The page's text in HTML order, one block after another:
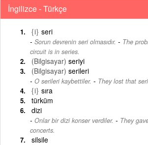
İngilizce - Türkçe
{i} seri
Sorun devrenin seri olmasıdır. - The
circuit is in series.
(Bilgisayar) seriyi
(Bilgisayar) serileri
O serileri kaybettiler. - They lost that
{i} sıra
türküm
dizi
Onlar bir dizi konser verdiler. - They
concerts.
silsile